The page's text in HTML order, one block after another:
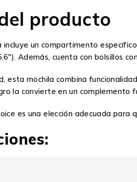
producto
incluye un compartimento
Además, cuenta con bolsillos
esta mochila combina
la convierte en un complemento
es una elección adecuada